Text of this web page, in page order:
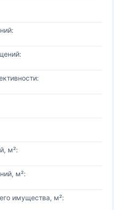
м²:
м²:
имущества, м²: